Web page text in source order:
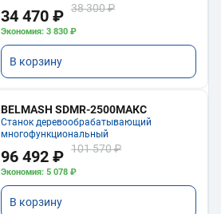
34 470 ₽ 38 300 ₽
Экономия: 3 830 ₽
В корзину
BELMASH SDMR-2500МАКС
Станок деревообрабатывающий
многофункциональный
96 492 ₽ 101 570 ₽
Экономия: 5 078 ₽
В корзину